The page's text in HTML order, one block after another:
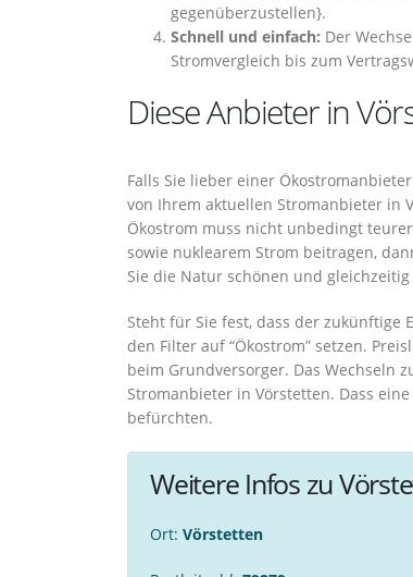
gegenüberzustellen}.
Schnell und einfach: Der
Stromvergleich bis zum
Diese Anbieter in
Falls Sie lieber einer
von Ihrem aktuellen Stromanbieter in
Ökostrom muss nicht unbedingt
sowie nuklearem Strom beitragen,
Sie die Natur schönen und
Steht für Sie fest, dass der zukünftige
den Filter auf “Ökostrom” setzen.
beim Grundversorger. Das Wechseln
Stromanbieter in Vörstetten. Dass
befürchten.
Weitere Infos zu
Ort: Vörstetten